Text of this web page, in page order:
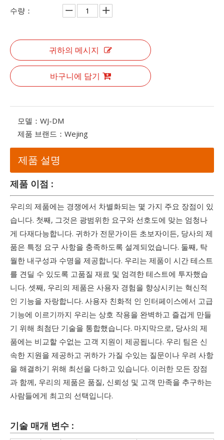
수량：
귀하의 메시지
바구니에 담기
모델： WJ-DM
제품 브랜드： Wejing
제품 설명
제품 이점 :
우리의 제품에는 경쟁에서 차별화되는 몇 가지 주요 장점이 있
습니다. 첫째, 그것은 광범위한 요구와 선호도에 맞는 엄청나
게 다재다능합니다. 귀하가 전문가이든 초보자이든, 당사의 제
품은 특정 요구 사항을 충족하도록 설계되었습니다. 둘째, 탁
월한 내구성과 수명을 제공합니다. 우리는 제품이 시간 테스트
를 견딜 수 있도록 고품질 재료 및 엄격한 테스트에 투자했습
니다. 셋째, 우리의 제품은 사용자 경험을 향상시키는 혁신적
인 기능을 자랑합니다. 사용자 친화적 인 인터페이스에서 고급
기능에 이르기까지 우리는 상호 작용을 완벽하고 즐겁게 만들
기 위해 최첨단 기술을 통합했습니다. 마지막으로, 당사의 제
품에는 비교할 수없는 고객 지원이 제공됩니다. 우리 팀은 신
속한 지원을 제공하고 귀하가 가질 수있는 질문이나 우려 사항
을 해결하기 위해 최선을 다하고 있습니다. 이러한 모든 장점
과 함께, 우리의 제품은 품질, 신뢰성 및 고객 만족을 추구하는
사람들에게 최고의 선택입니다.
기술 매개 변수 :